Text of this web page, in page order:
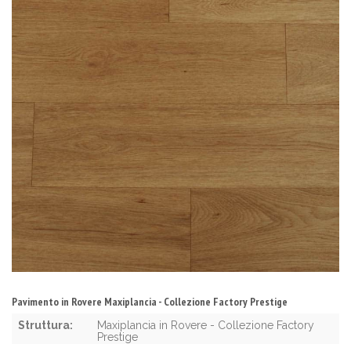
Pavimento in Rovere Maxiplancia - Collezione Factory Prestige
Struttura:
Maxiplancia in Rovere - Collezione Factory
Prestige